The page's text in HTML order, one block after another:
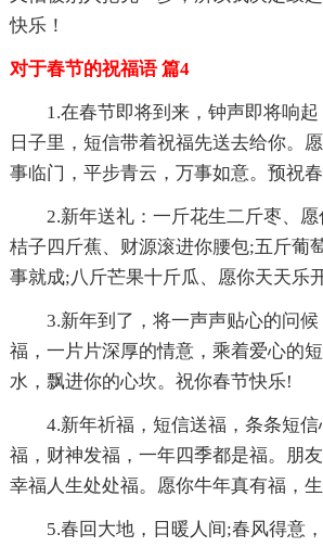
快乐！
对于春节的祝福语 篇4
1.在春节即将到来，钟声即将响
日子里，短信带着祝福先送去给你。
事临门，平步青云，万事如意。预祝
2.新年送礼：一斤花生二斤枣、
桔子四斤蕉、财源滚进你腰包;五斤葡
事就成;八斤芒果十斤瓜、愿你天天乐
3.新年到了，将一声声贴心的问
福，一片片深厚的情意，乘着爱心的
水，飘进你的心坎。祝你春节快乐!
4.新年祈福，短信送福，条条短
福，财神发福，一年四季都是福。朋
幸福人生处处福。愿你牛年真有福，
5.春回大地，日暖人间;春风得意